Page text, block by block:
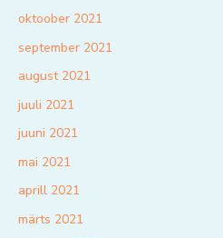
oktoober 2021
september 2021
august 2021
juuli 2021
juuni 2021
mai 2021
aprill 2021
märts 2021